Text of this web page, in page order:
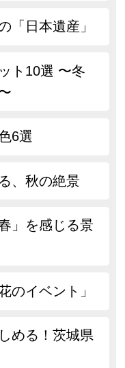
「日本遺産」
ト10選 〜冬
6選
、秋の絶景
」を感じる景
のイベント」
める！茨城県